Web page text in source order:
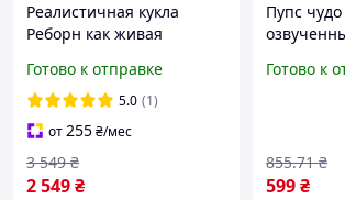
Реалистичная кукла
Реборн как живая
винил-силиконовая
можно купать 3d-кожа с
мягким телом
Готово к отправке
5.0 (1)
от255₴/мес
2 549₴
3 549 ₴
Пупс
Готово к
599₴
855.71 ₴